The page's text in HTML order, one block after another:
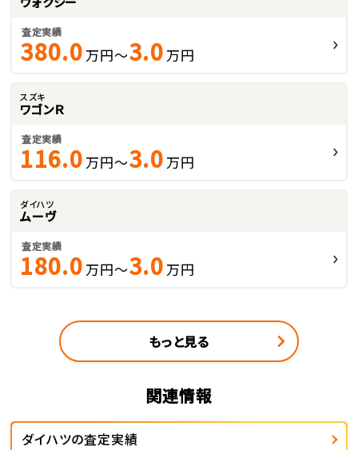
査定実績
380.0 万円～3.0 万円
スズキ
ワゴンＲ
査定実績
116.0 万円～3.0 万円
ダイハツ
ムーヴ
査定実績
180.0 万円～3.0 万円
もっと見る
関連情報
ダイハツの査定実績